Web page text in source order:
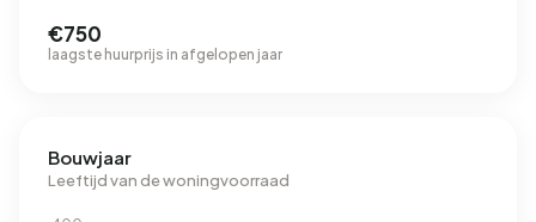
€750
laagste huurprijs in afgelopen jaar
Bouwjaar
Leeftijd van de woningvoorraad